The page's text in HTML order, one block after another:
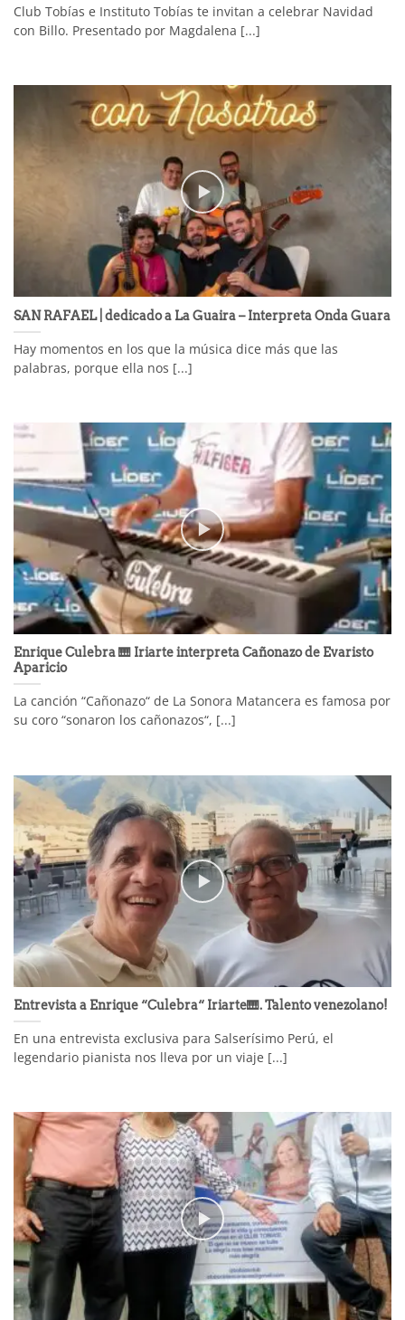
Club Tobías e Instituto Tobías te invitan a celebrar Navidad
con Billo. Presentado por Magdalena [...]
SAN RAFAEL | dedicado a La Guaira – Interpreta Onda Guara
Hay momentos en los que la música dice más que las
palabras, porque ella nos [...]
Enrique Culebra 🎹 Iriarte interpreta Cañonazo de Evaristo
Aparicio
La canción “Cañonazo“ de La Sonora Matancera es famosa por
su coro “sonaron los cañonazos“, [...]
Entrevista a Enrique “Culebra“ Iriarte🎹. Talento venezolano!
En una entrevista exclusiva para Salserísimo Perú, el
legendario pianista nos lleva por un viaje [...]